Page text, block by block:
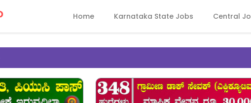
Home Karnataka State Jobs Central